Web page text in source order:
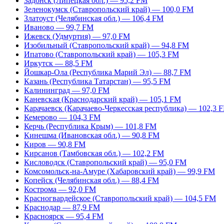
Зеленокумск (Ставропольский край) — 100,0 FM
Златоуст (Челябинская обл.) — 106,4 FM
Иваново — 99,7 FM
Ижевск (Удмуртия) — 97,0 FM
Изобильный (Ставропольский край) — 94,8 FM
Ипатово (Ставропольский край) — 105,3 FM
Иркутск — 88,5 FM
Йошкар-Ола (Республика Марий Эл) — 88,7 FM
Казань (Республика Татарстан) — 95,5 FM
Калининград — 97,0 FM
Каневская (Краснодарский край) — 105,1 FM
Карачаевск (Карачаево-Черкесская республика) — 102,3
Кемерово — 104,3 FM
Керчь (Республика Крым) — 101,8 FM
Кинешма (Ивановская обл.) — 90,8 FM
Киров — 90,8 FM
Кирсанов (Тамбовская обл.) — 102,2 FM
Кисловодск (Ставропольский край) — 95,0 FM
Комсомольск-на-Амуре (Хабаровский край) — 99,9 FM
Копейск (Челябинская обл.) — 88,4 FM
Кострома — 92,0 FM
Красногвардейское (Ставропольский край) — 104,5 FM
Краснодар — 87,9 FM
Красноярск — 95,4 FM